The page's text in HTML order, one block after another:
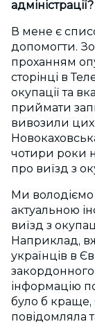
адміністрації?
В мене є
допомогти.
проханням
сторінці в
окупації та
приймати
вивозили цих
чотири роки
про виїзд з
Ми володіємо
актуальною
виїзд з
Наприклад,
українців в
інформацію
було б краще,
повідомляла